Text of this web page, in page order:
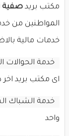
مكتب بريد صفية
المواطنين من
خدمات مالية
خدمة الحوالات
اى مكتب بريد
خدمة الشباك
واحد